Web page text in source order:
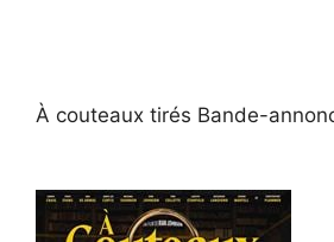
À couteaux tirés Bande-